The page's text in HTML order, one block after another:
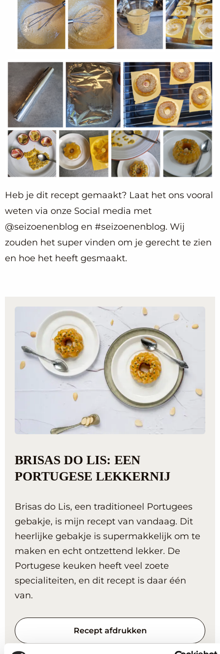
Heb je dit recept gemaakt? Laat het ons vooral
weten via onze Social media met
@seizoenenblog en #seizoenenblog. Wij
zouden het super vinden om je gerecht te zien
en hoe het heeft gesmaakt.
BRISAS DO LIS: EEN
PORTUGESE LEKKERNIJ
Brisas do Lis, een traditioneel Portugees
gebakje, is mijn recept van vandaag. Dit
heerlijke gebakje is supermakkelijk om te
maken en echt ontzettend lekker. De
Portugese keuken heeft veel zoete
specialiteiten, en dit recept is daar één
van.
Recept afdrukken